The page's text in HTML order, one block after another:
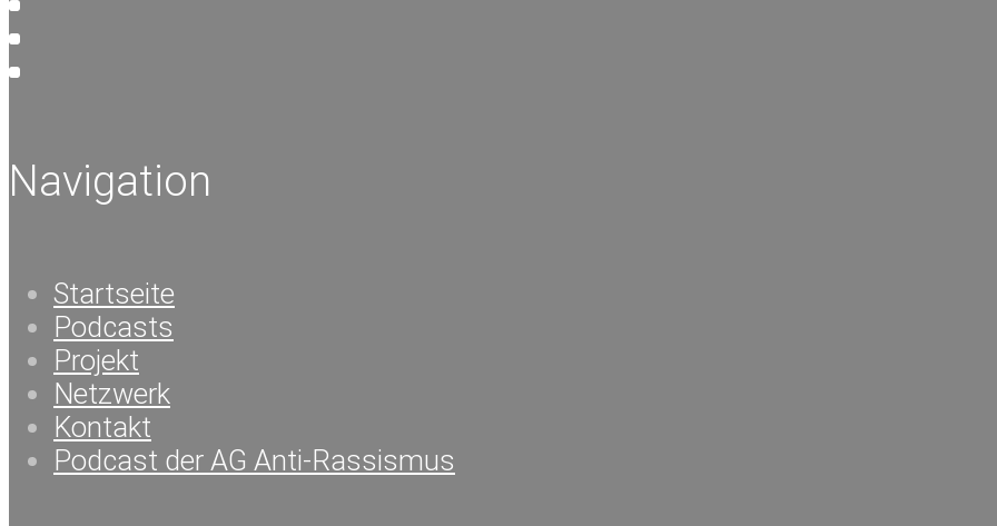
Navigation
Startseite
Podcasts
Projekt
Netzwerk
Kontakt
Podcast der AG Anti-Rassismus